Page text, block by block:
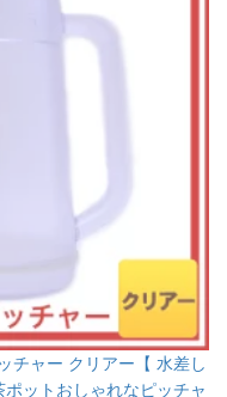
チャー クリアー【 水差し
ットおしゃれなピッチャ